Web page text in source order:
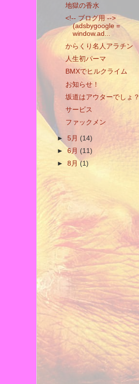
地獄の香水
<!-- ブログ用 -->
(adsbygoogle =
window.ad...
からくり名人アラチン
人生初パーマ
BMXでヒルクライム
お知らせ！
坂道はアウターでしょ？
サービス
ファックメン
► 5月 (14)
►6月 (11)
►8月(1)